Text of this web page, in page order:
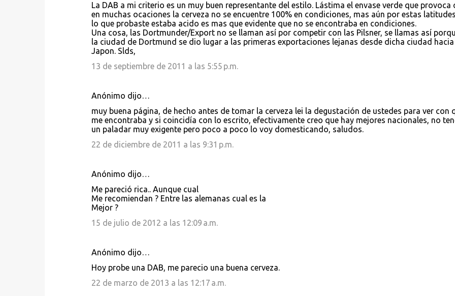
La DAB a mi criterio es un muy buen representante del estilo. Lástima el envase verde que provoca
en muchas ocaciones la cerveza no se encuentre 100% en condiciones, mas aún por estas
lo que probaste estaba acido es mas que evidente que no se encontraba en condiciones.
Una cosa, las Dortmunder/Export no se llaman así por competir con las Pilsner, se llamas así
la ciudad de Dortmund se dio lugar a las primeras exportaciones lejanas desde dicha ciudad hacia
Japon. Slds,
13 de septiembre de 2011 a las 5:55 p.m.
Anónimo dijo…
muy buena página, de hecho antes de tomar la cerveza lei la degustación de ustedes para ver con
me encontraba y si coincidía con lo escrito, efectivamente creo que hay mejores nacionales, no
un paladar muy exigente pero poco a poco lo voy domesticando, saludos.
22 de diciembre de 2011 a las 9:31 p.m.
Anónimo dijo…
Me pareció rica.. Aunque cual
Me recomiendan ? Entre las alemanas cual es la
Mejor ?
15 de julio de 2012 a las 12:09 a.m.
Anónimo dijo…
Hoy probe una DAB, me parecio una buena cerveza.
22 de marzo de 2013 a las 12:17 a.m.